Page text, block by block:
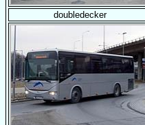
doubledecker